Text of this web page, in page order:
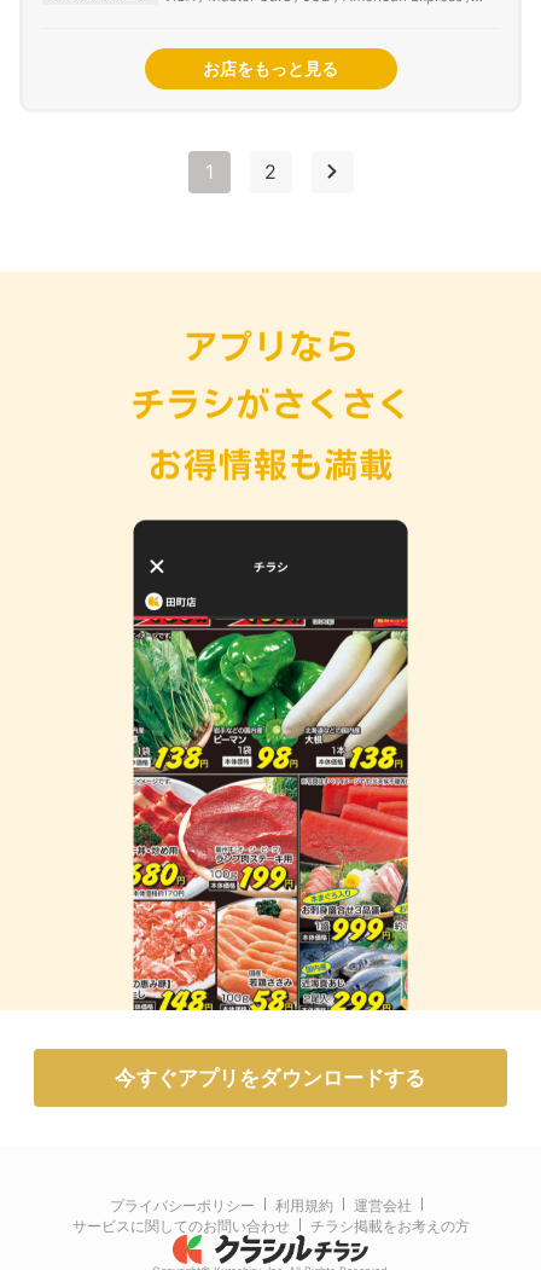
お店をもっと見る
1 2
今すぐアプリをダウンロードする
プライバシーポリシー 利用規約
運営会社
サービスに関してのお問い合わせ
チラシ掲載をお考えの方